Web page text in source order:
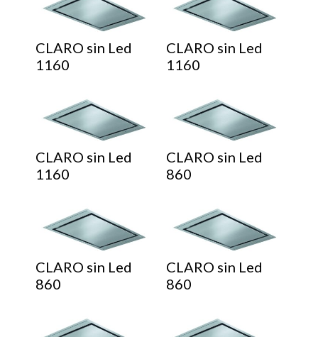
CLARO sin Led
1160
CLARO sin Led
1160
CLARO sin Led
1160
CLARO sin Led
860
CLARO sin Led
860
CLARO sin Led
860